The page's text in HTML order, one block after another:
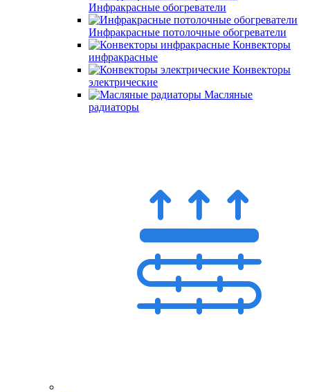
Инфракрасные обогреватели
Инфракрасные потолочные обогреватели
Конвекторы
инфракрасные
Конвекторы
электрические
Масляные
радиаторы